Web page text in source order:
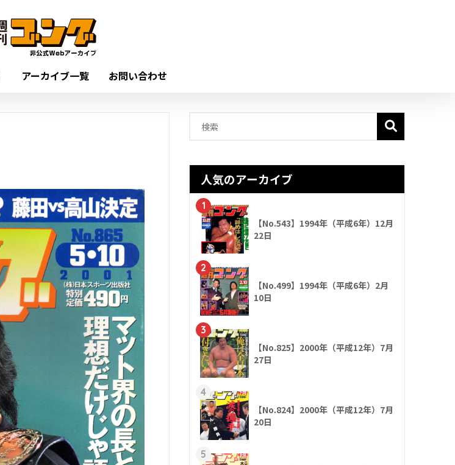
アーカイブ一覧 お問い合わせ
人気のアーカイブ
1
【No.543】1994年（平成6年）12月
22日
2
【No.499】1994年（平成6年）2月
10日
3
【No.825】2000年（平成12年）7月
27日
4
【No.824】2000年（平成12年）7月
20日
5